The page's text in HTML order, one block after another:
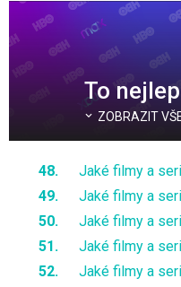
To
ZOBRAZIT
Jaké filmy a
Jaké filmy a
Jaké filmy a
Jaké filmy a
Jaké filmy a